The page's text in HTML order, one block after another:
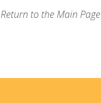
Return to the Main Page